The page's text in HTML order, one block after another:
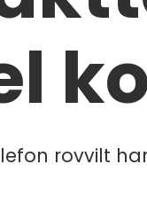
rovvilt